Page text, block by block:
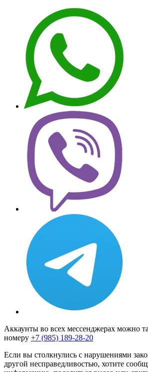
Аккаунты во всех мессенджерах можно
номеру +7 (985) 189-28-20
Если вы столкнулись с нарушениями
другой несправедливостью, хотите